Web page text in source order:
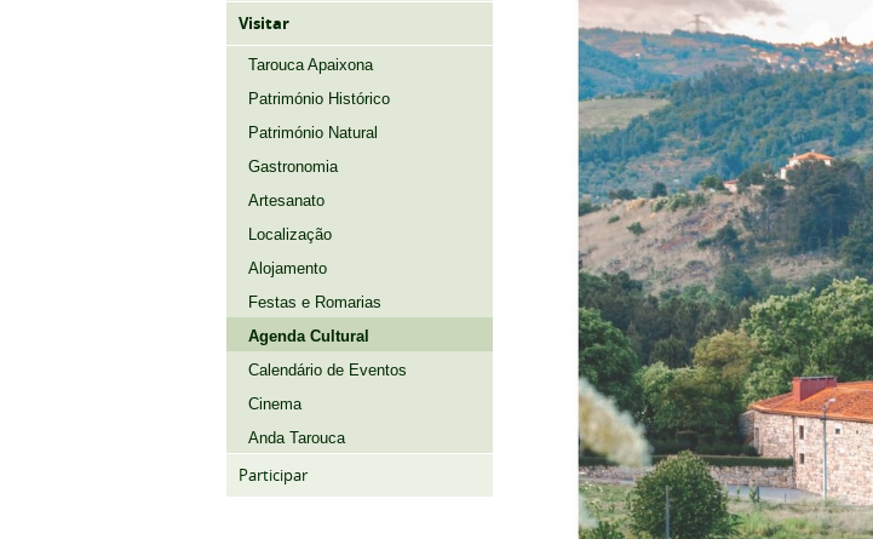
Visitar
Tarouca Apaixona
Património Histórico
Património Natural
Gastronomia
Artesanato
Localização
Alojamento
Festas e Romarias
Agenda Cultural
Calendário de Eventos
Cinema
Anda Tarouca
Participar